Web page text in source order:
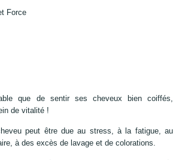
Force
que de sentir ses cheveux bien coiffés,
de vitalité !
peut être due au stress, à la fatigue, au
à des excès de lavage et de colorations.